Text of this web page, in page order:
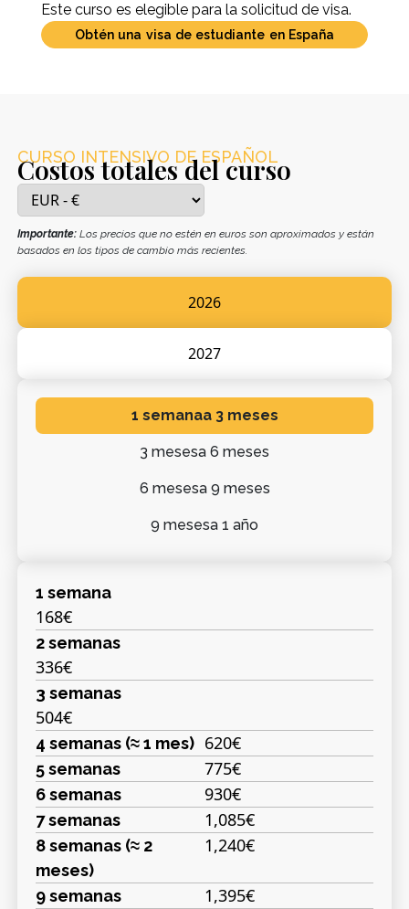
Este curso es elegible para la solicitud de visa.
Obtén una visa de estudiante en España
2026
2027
1 semanaa 3 meses
3 mesesa 6 meses
6 mesesa 9 meses
9 mesesa 1 año
1 semana
168€
2 semanas
336€
3 semanas
504€
4 semanas (≈ 1 mes) 620€
5 semanas 775€
6 semanas 930€
7 semanas 1,085€
8 semanas (≈ 2
meses)
1,240€
9 semanas 1,395€
CURSO INTENSIVO DE ESPAÑOL
Costos totales del curso
Importante:Los precios que no estén en euros son aproximados y están
basados en los tipos de cambio más recientes.